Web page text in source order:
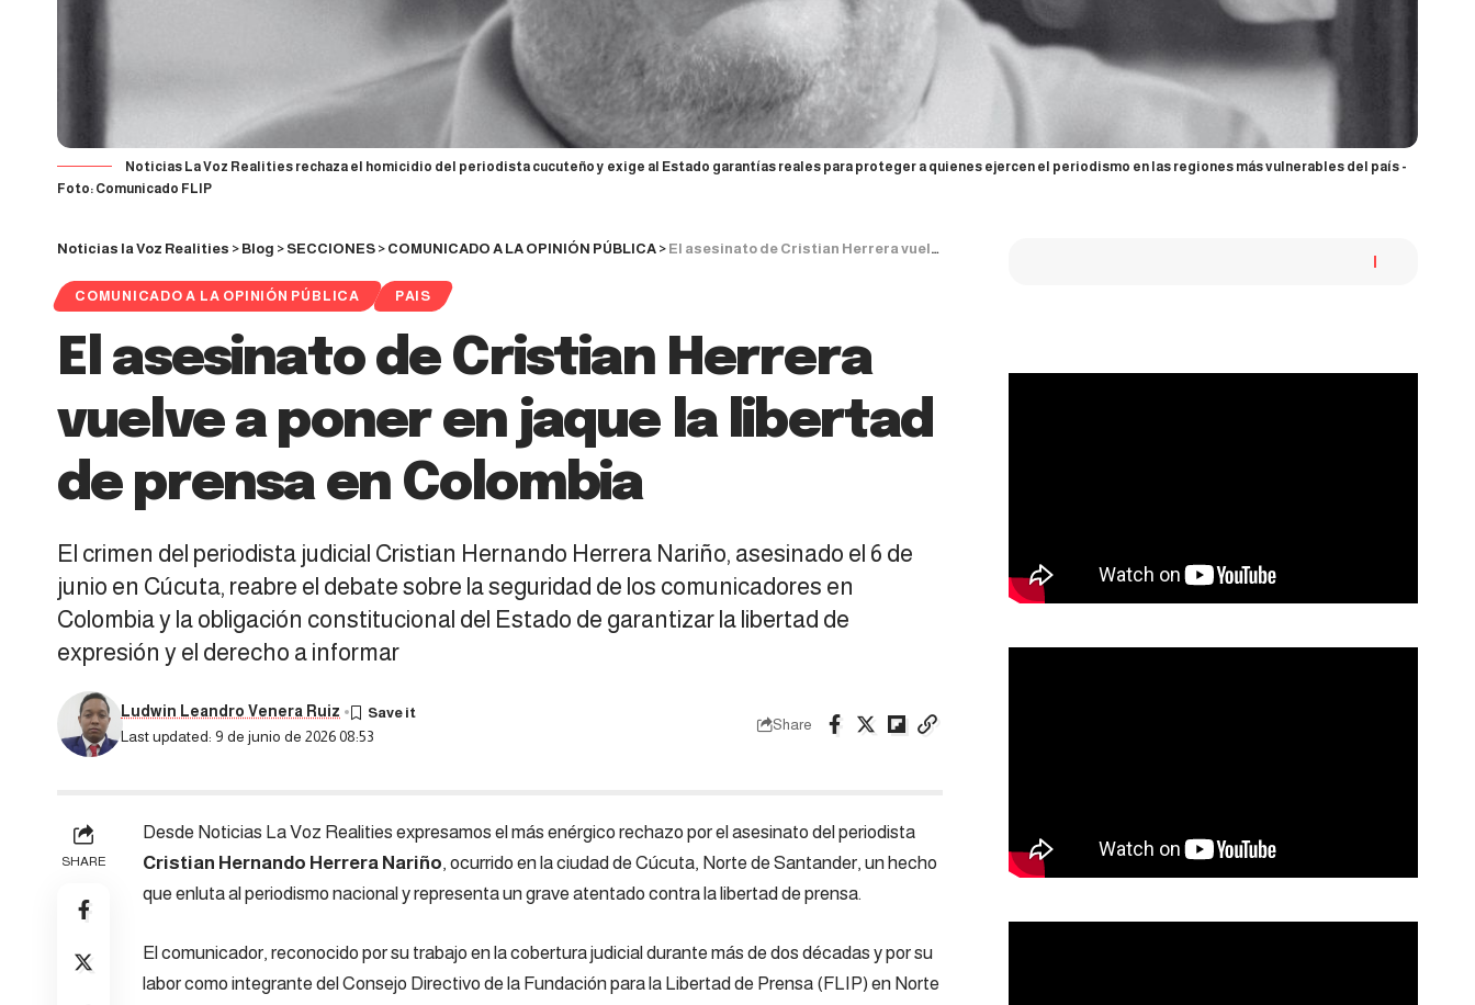
Noticias La Voz Realities rechaza el homicidio del periodista cucuteño y exige al Estado garantías reales para proteger a quienes ejercen el periodismo en las regiones más vulnerables del país -
Foto: Comunicado FLIP
Noticias la Voz Realities > Blog > SECCIONES > COMUNICADO A LA OPINIÓN PÚBLICA > El asesinato de Cristian Herrera vuelve a poner en jaque la libertad de prensa en Colombia
COMUNICADO A LA OPINIÓN PÚBLICA PAIS
El asesinato de Cristian Herrera
vuelve a poner en jaque la libertad
de prensa en Colombia
El crimen del periodista judicial Cristian Hernando Herrera Nariño, asesinado el 6 de
junio en Cúcuta, reabre el debate sobre la seguridad de los comunicadores en
Colombia y la obligación constitucional del Estado de garantizar la libertad de
expresión y el derecho a informar
Last updated: 9 de junio de 2026 08:53
Ludwin Leandro Venera Ruiz
Share
SHARE
Desde Noticias La Voz Realities expresamos el más enérgico rechazo por el asesinato del periodista
Cristian Hernando Herrera Nariño, ocurrido en la ciudad de Cúcuta, Norte de Santander, un hecho
que enluta al periodismo nacional y representa un grave atentado contra la libertad de prensa.
El comunicador, reconocido por su trabajo en la cobertura judicial durante más de dos décadas y por su
labor como integrante del Consejo Directivo de la Fundación para la Libertad de Prensa (FLIP) en Norte